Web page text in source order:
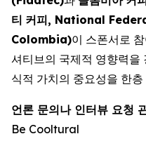
티 커피, National
Colombia)이 스폰서로
셔티브의 국제적 영향력을
식적 가치의 중요성을 한
언론 문의나 인터뷰 요청
Be Cooltural